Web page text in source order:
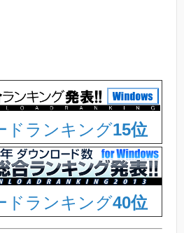
ドランキング15位
ドランキング40位